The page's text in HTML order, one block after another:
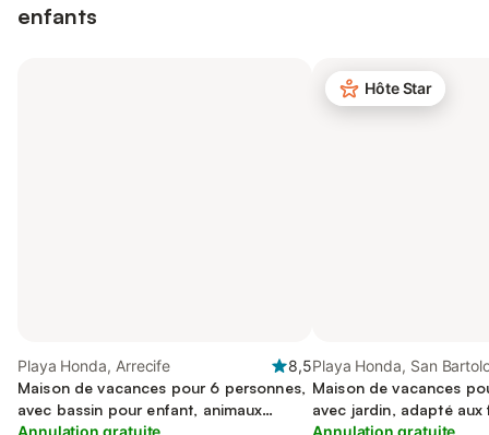
enfants
Playa Honda, Arrecife
8,5
Maison de vacances pour 6 personnes,
avec bassin pour enfant, animaux
acceptés
Annulation gratuite
Hôte Star
Playa Honda, San
Maison de vacances
avec jardin, adapté aux
Annulation gratuite